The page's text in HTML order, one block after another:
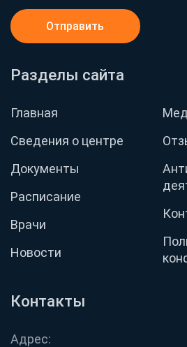
Контакты
Адрес:
Разделы сайта
Главная
Сведения о центре
Документы
Расписание
Врачи
Новости
Отправить